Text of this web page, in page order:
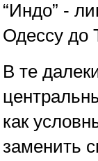
“Индо” -
Одессу до
В те
как
заменить